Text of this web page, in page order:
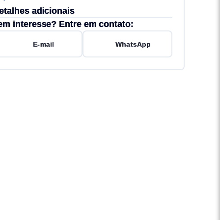
adicionais
interesse? Entre em contato:
E-mail WhatsApp